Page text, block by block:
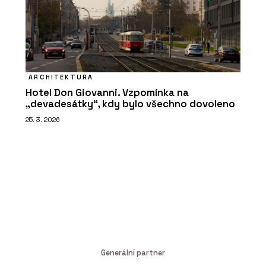
ARCHITEKTURA
Hotel Don Giovanni. Vzpomínka na
„devadesátky“, kdy bylo všechno dovoleno
25. 3. 2026
Generální partner